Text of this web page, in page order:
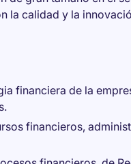
la calidad y la
financiera de la
financieros,